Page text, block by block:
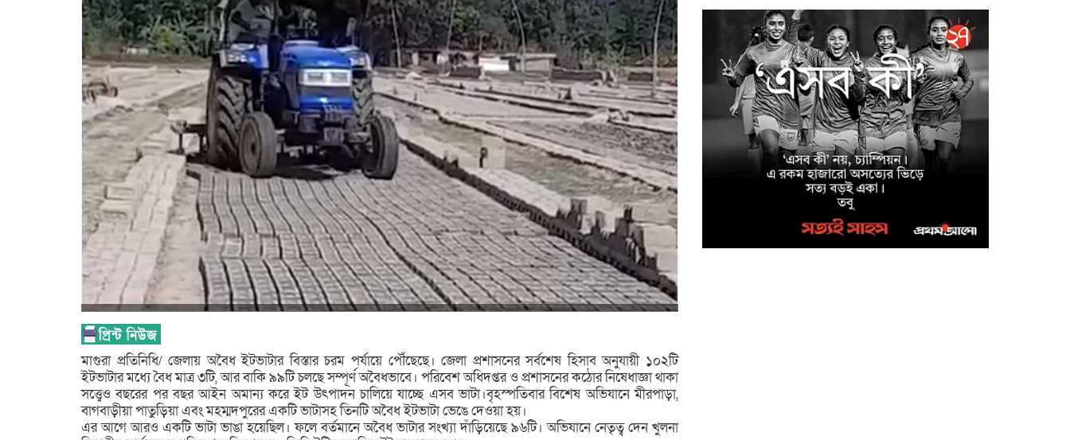
মাগুরা প্রতিনিধি/ জেলায় অবৈধ ইটভাটার বিস্তার চরম পর্যায়ে পৌঁছেছে। জেলা প্রশাসনের সর্বশেষ হিসাব অনুযায়ী ১০২টি
ইটভাটার মধ্যে বৈধ মাত্র ৩টি, আর বাকি ৯৯টি চলছে সম্পূর্ণ অবৈধভাবে। পরিবেশ অধিদপ্তর ও প্রশাসনের কঠোর নিষেধাজ্ঞা থাকা
সত্ত্বেও বছরের পর বছর আইন অমান্য করে ইট উৎপাদন চালিয়ে যাচ্ছে এসব ভাটা।বৃহস্পতিবার বিশেষ অভিযানে মীরপাড়া,
বাগবাড়ীয়া পাতুড়িয়া এবং মহম্মদপুরের একটি ভাটাসহ তিনটি অবৈধ ইটভাটা ভেঙে দেওয়া হয়।
এর আগে আরও একটি ভাটা ভাঙা হয়েছিল। ফলে বর্তমানে অবৈধ ভাটার সংখ্যা দাঁড়িয়েছে ৯৬টি। অভিযানে নেতৃত্ব দেন খুলনা
বিশ্ব বাঘ দিবস উপলক্ষে
বুড়িগোয়ালিনীতে লির্ডাসের
আয়োজনে আলোচনা সভা
অনুষ্ঠিত
সাইবার ক্রাইম ইনভেস্টিগেশন
সেল, উদ্যোগে উদ্ধারকৃত
আইফোন সহ ৩৫টি মোবাইল
ফোন ও বিকাশ প্রতারণার
৫০,০০০/- হস্তান্তর
মাগুরা জেলা পুলিশ সুপারের
উদ্যোগে ফরিদপুর জেলার
কামারখালী টোল প্লাজা এলাকা